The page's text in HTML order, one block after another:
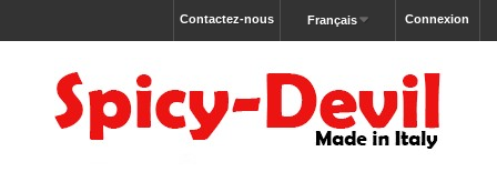
Connexion
Français
Contactez-nous